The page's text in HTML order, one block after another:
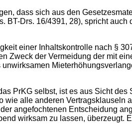
dass sich aus den
BT-Drs. 16/4391, 28), spricht
einer Inhaltskontrolle nach §
Zweck der Vermeidung der mit
PrKG selbst, ist es aus Sicht
alle anderen
angefochtenen Entscheidung
wirksam zu lassen, überzeugt.